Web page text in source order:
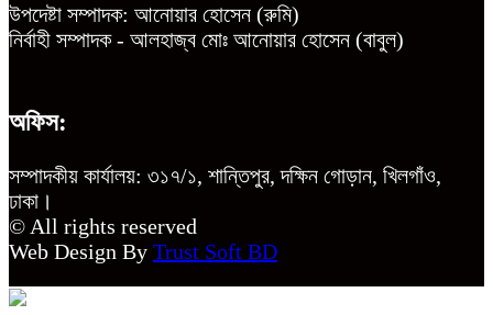
উপদেষ্টা সম্পাদক: আনোয়ার হোসেন (রুমি)
নির্বাহী সম্পাদক - আলহাজ্ব মোঃ আনোয়ার হোসেন (বাবুল)
অফিস:
সম্পাদকীয় কার্যালয়: ৩১৭/১, শান্তিপুর, দক্ষিন গোড়ান, খিলগাঁও,
ঢাকা।
© All rights reserved
Web Design By Trust Soft BD